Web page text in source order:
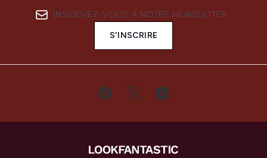
INSCRIVEZ-VOUS À NOTRE NEWSLETTER
S'INSCRIRE